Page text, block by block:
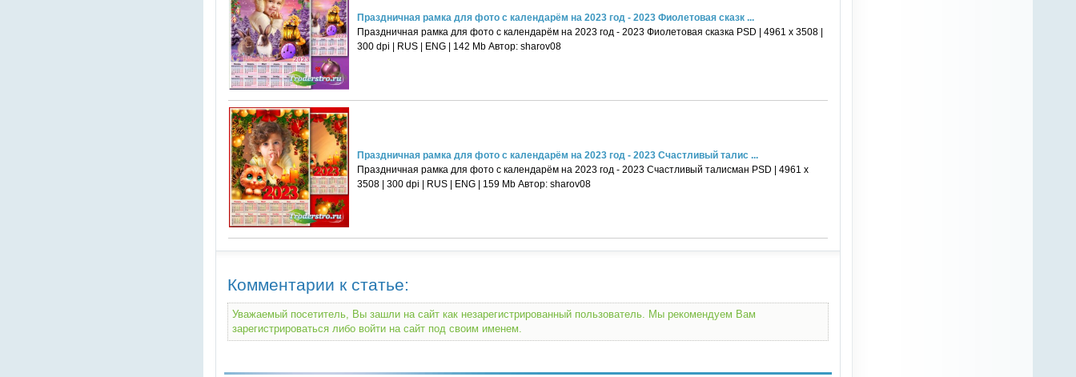
Праздничная рамка для фото с календарём на 2023 год - 2023 Фиолетовая сказк ...
Праздничная рамка для фото с календарём на 2023 год - 2023 Фиолетовая сказка PSD | 4961 х 3508 |
300 dpi | RUS | ENG | 142 Mb Автор: sharov08
Праздничная рамка для фото с календарём на 2023 год - 2023 Счастливый талис ...
Праздничная рамка для фото с календарём на 2023 год - 2023 Счастливый талисман PSD | 4961 х
3508 | 300 dpi | RUS | ENG | 159 Mb Автор: sharov08
Комментарии к статье:
Уважаемый посетитель, Вы зашли на сайт как незарегистрированный пользователь. Мы рекомендуем Вам
зарегистрироваться либо войти на сайт под своим именем.